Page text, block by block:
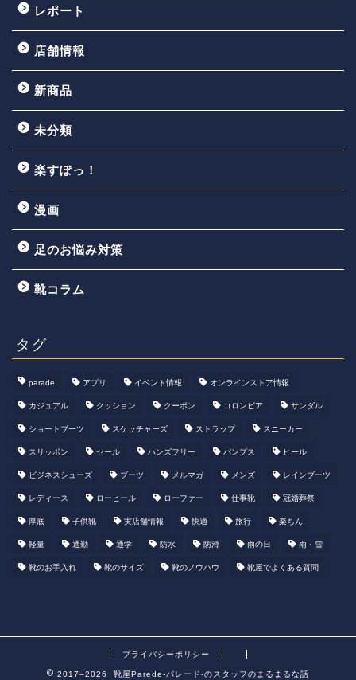
レポート
店舗情報
新商品
未分類
楽すぽっ！
漫画
足のお悩み対策
靴コラム
タグ
parade アプリ イベント情報 オンラインストア情報
カジュアル クッション クーポン コロンビア サンダル
ショートブーツ スケッチャーズ ストラップ スニーカー
スリッポン セール ハンズフリー パンプス ヒール
ビジネスシューズ ブーツ メルマガ メンズ レインブーツ
レディース ローヒール ローファー 仕事靴 冠婚葬祭
厚底 子供靴 実店舗情報 快適 旅行 楽ちん
軽量 通勤 通学 防水 防滑 雨の日 雨・雪
靴のお手入れ 靴のサイズ 靴のノウハウ 靴屋でよくある質問
プライバシーポリシー
2017–2026 靴屋Parede-パレード-のスタッフのまるまるな話